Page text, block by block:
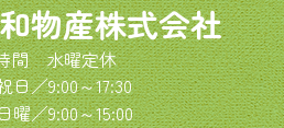
物産株式会社
間 水曜定休
日／9:00～17:30
曜／9:00～15:00